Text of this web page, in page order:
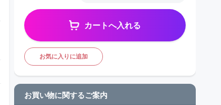
カートへ入れる
お気に入りに追加
お買い物に関するご案内